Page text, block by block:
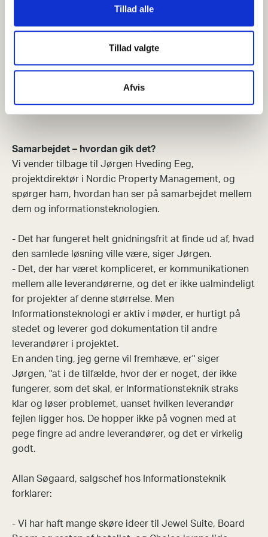
Tillad alle
Tillad valgte
Afvis
vores krav om, at lyden skal være usynlig, og at
lydanlægget skal kunne håndtere en DJ, der kommer
og spiller om fredagen. Informationsteknik havde ikke
løsning, og jeg tror ikke, der var nogen, der troede, at
nogen leverandør kunne installere en lyd af den klasse i
det rum, opsummerer Jørgen.
Samarbejdet – hvordan gik det?
Vi vender tilbage til Jørgen Hveding Eeg,
projektdirektør i Nordic Property Management, og
spørger ham, hvordan han ser på samarbejdet mellem
dem og informationsteknologien.
- Det har fungeret helt gnidningsfrit at finde ud af, hvad
den samlede løsning ville være, siger Jørgen.
- Det, der har været kompliceret, er kommunikationen
mellem alle leverandørerne, og det er ikke ualmindeligt
for projekter af denne størrelse. Men
Informationsteknologi er aktiv i møder, er hurtigt på
stedet og leverer god dokumentation til andre
leverandører i projektet.
En anden ting, jeg gerne vil fremhæve, er" siger
Jørgen, "at i de tilfælde, hvor der er noget, der ikke
fungerer, som det skal, er Informationsteknik straks
klar og løser problemet, uanset hvilken leverandør
fejlen ligger hos. De hopper ikke på vognen med at
pege fingre ad andre leverandører, og det er virkelig
godt.
Allan Søgaard, salgschef hos Informationsteknik
forklarer:
- Vi har haft mange skøre ideer til Jewel Suite, Board